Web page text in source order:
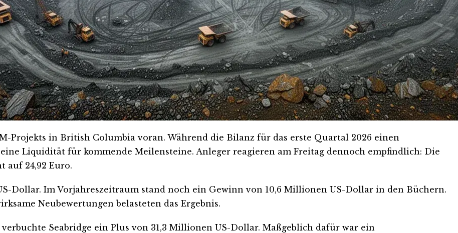
Projekts in British Columbia voran. Während die Bilanz für das erste Quartal 2026 einen
Liquidität für kommende Meilensteine. Anleger reagieren am Freitag dennoch empfindlich: Die
auf 24,92 Euro.
Dollar. Im Vorjahreszeitraum stand noch ein Gewinn von 10,6 Millionen US-Dollar in den Büchern.
Neubewertungen belasteten das Ergebnis.
Seabridge ein Plus von 31,3 Millionen US-Dollar. Maßgeblich dafür war ein